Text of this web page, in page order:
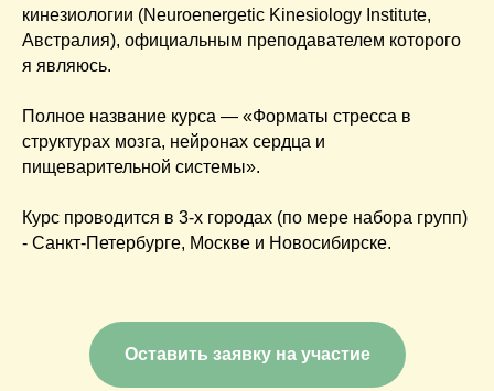
кинезиологии (Neuroenergetic Kinesiology Institute,
Австралия), официальным преподавателем которого
я являюсь.
Полное название курса — «Форматы стресса в
структурах мозга, нейронах сердца и
пищеварительной системы».
Курс проводится в 3-х городах (по мере набора групп)
- Санкт-Петербурге, Москве и Новосибирске.
Оставить заявку на участие